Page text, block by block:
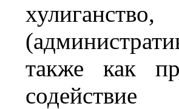
также как